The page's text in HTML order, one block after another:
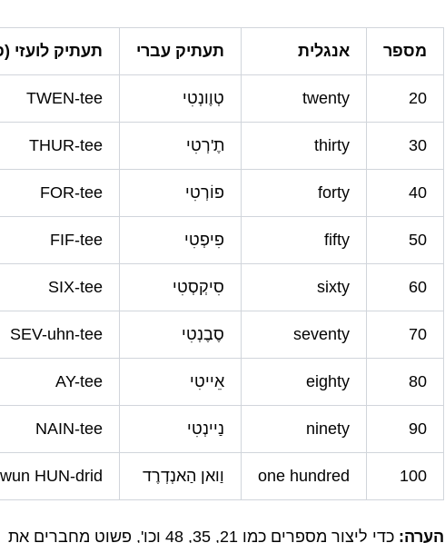
מספר אנגלית תעתיק עברי תעתיק לועזי
20
twenty טְוֶונְטִי TWEN-tee
30
thirty תֶ'רְטִי THUR-tee
40
forty פוֹרְטִי FOR-tee
50
fifty פִיפְטִי FIF-tee
60
sixty סִיקְסְטִי SIX-tee
70
seventy סֶבֶנְטִי SEV-uhn-tee
80
eighty אֵייטִי AY-tee
90
ninety נַיינְטִי NAIN-tee
100
one hundred וַואן הַאנְדְרֶד wun HUN-drid
הערה: כדי ליצור מספרים כמו 21, 35, 48 וכו', פשוט מחברים את